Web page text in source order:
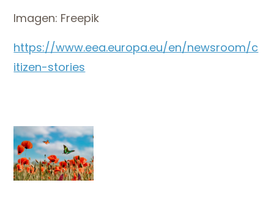
Imagen: Freepik
https://www.eea.europa.eu/en/newsroom/c
itizen-stories